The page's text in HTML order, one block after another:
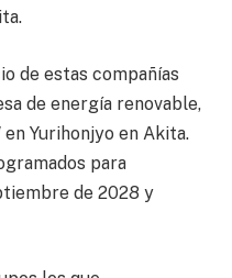
de estas compañías
de energía renovable,
Yurihonjyo en Akita.
para
de 2028 y